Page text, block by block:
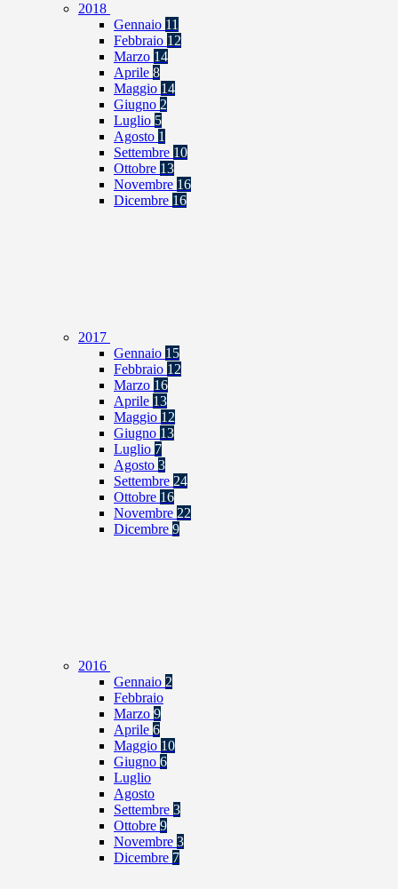
2018
Gennaio 11
Febbraio 12
Marzo 14
Aprile 8
Maggio 14
Giugno 2
Luglio 5
Agosto 1
Settembre 10
Ottobre 13
Novembre 16
Dicembre 16
2017
Gennaio 15
Febbraio 12
Marzo 16
Aprile 13
Maggio 12
Giugno 13
Luglio 7
Agosto 3
Settembre 24
Ottobre 16
Novembre 22
Dicembre 9
2016
Gennaio 2
Febbraio
Marzo 9
Aprile 6
Maggio 10
Giugno 6
Luglio
Agosto
Settembre 3
Ottobre 9
Novembre 3
Dicembre 7